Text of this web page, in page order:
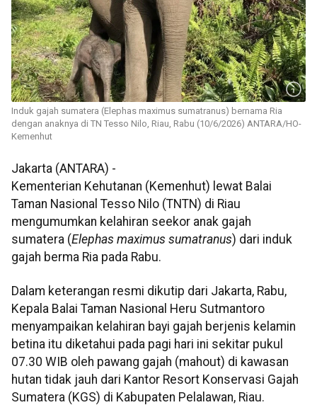
Induk gajah sumatera (Elephas maximus sumatranus) bernama Ria
dengan anaknya di TN Tesso Nilo, Riau, Rabu (10/6/2026) ANTARA/HO-
Kemenhut
Jakarta (ANTARA) -
Kementerian Kehutanan (Kemenhut) lewat Balai
Taman Nasional Tesso Nilo (TNTN) di Riau
mengumumkan kelahiran seekor anak gajah
sumatera (Elephas maximus sumatranus) dari induk
gajah berma Ria pada Rabu.
Dalam keterangan resmi dikutip dari Jakarta, Rabu,
Kepala Balai Taman Nasional Heru Sutmantoro
menyampaikan kelahiran bayi gajah berjenis kelamin
betina itu diketahui pada pagi hari ini sekitar pukul
07.30 WIB oleh pawang gajah (mahout) di kawasan
hutan tidak jauh dari Kantor Resort Konservasi Gajah
Sumatera (KGS) di Kabupaten Pelalawan, Riau.